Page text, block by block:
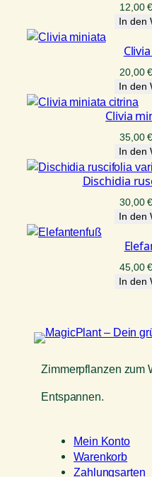
12,00€
In den
20,00€
In den
Clivia
35,00€
In den
Dischidia
30,00€
In den
45,00€
In den
Zimmerpflanzen zum
Entspannen.
Mein Konto
Warenkorb
Zahlungsarten